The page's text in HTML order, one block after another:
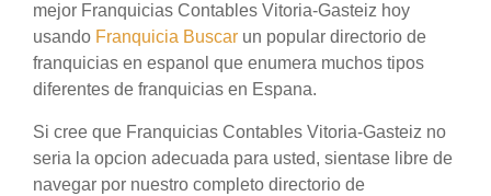
mejor Franquicias Contables Vitoria-Gasteiz hoy
usando Franquicia Buscar un popular directorio de
franquicias en espanol que enumera muchos tipos
diferentes de franquicias en Espana.
Si cree que Franquicias Contables Vitoria-Gasteiz no
seria la opcion adecuada para usted, sientase libre de
navegar por nuestro completo directorio de